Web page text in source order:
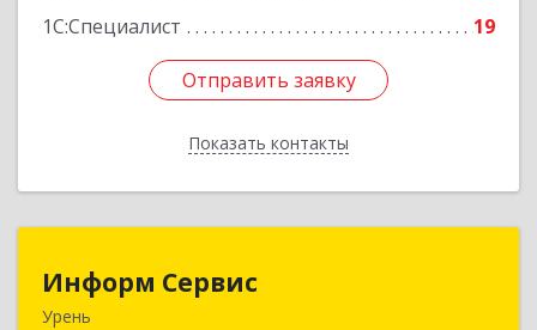
1С:Специалист
19
Отправить заявку
Показать контакты
Отправить заявку
Назад
Информ Сервис
Урень